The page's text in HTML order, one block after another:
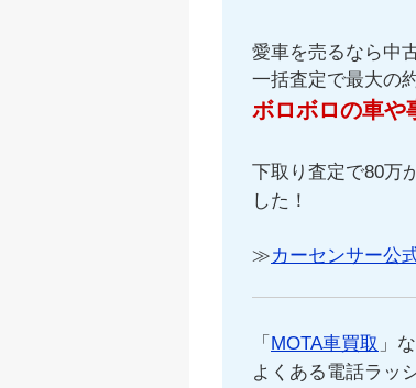
愛車を売るなら中
一括査定で最大の
ボロボロの車や
下取り査定で80万
した！
≫カーセンサー公
「 MOTA車買取 」
よくある電話ラッ